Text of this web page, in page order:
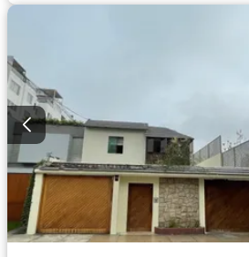
Espacio para oficina
Barbacoa
Área infantil
Internet Jardín
Sin amoblar